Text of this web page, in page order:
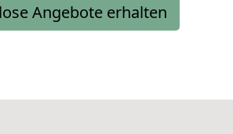
Angebote erhalten